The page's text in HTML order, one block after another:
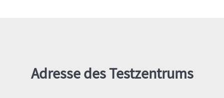
Adresse des Testzentrums